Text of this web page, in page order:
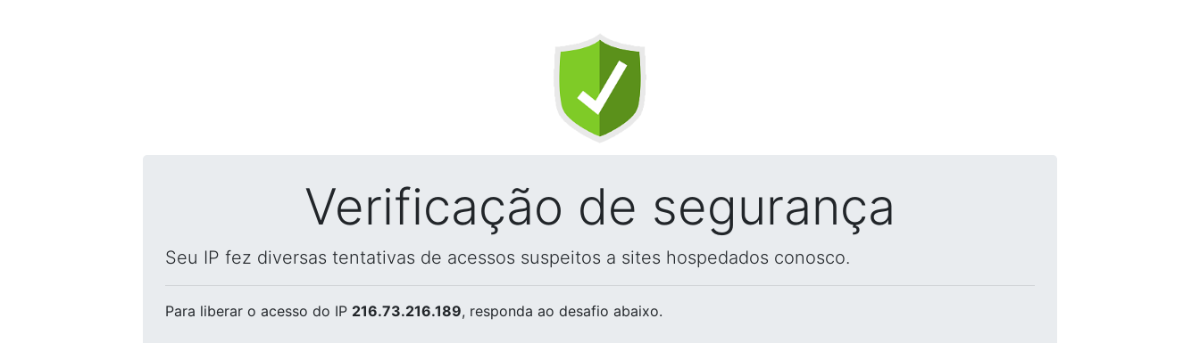
Verificação de segurança
Seu IP fez diversas tentativas de acessos suspeitos a sites hospedados conosco.
Para liberar o acesso do IP 216.73.216.189, responda ao desafio abaixo.